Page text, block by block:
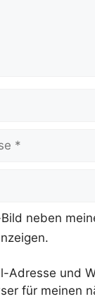
neben
Adresse und
für meinen